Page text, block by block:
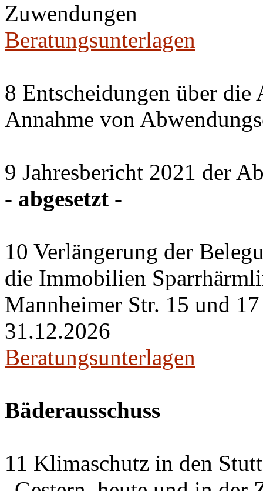
Zuwendungen
Beratungsunterlagen
8 Entscheidungen über
Annahme von
9 Jahresbericht 2021 der
- abgesetzt -
10 Verlängerung der
die Immobilien
Mannheimer Str. 15 und
31.12.2026
Beratungsunterlagen
Bäderausschuss
11 Klimaschutz in den